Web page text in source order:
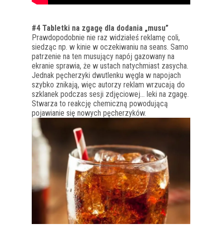
#4 Tabletki na zgagę dla dodania „musu”
Prawdopodobnie nie raz widziałeś reklamę coli,
siedząc np. w kinie w oczekiwaniu na seans. Samo
patrzenie na ten musujący napój gazowany na
ekranie sprawia, że w ustach natychmiast zasycha.
Jednak pęcherzyki dwutlenku węgla w napojach
szybko znikają, więc autorzy reklam wrzucają do
szklanek podczas sesji zdjęciowej… leki na zgagę.
Stwarza to reakcję chemiczną powodującą
pojawianie się nowych pęcherzyków.